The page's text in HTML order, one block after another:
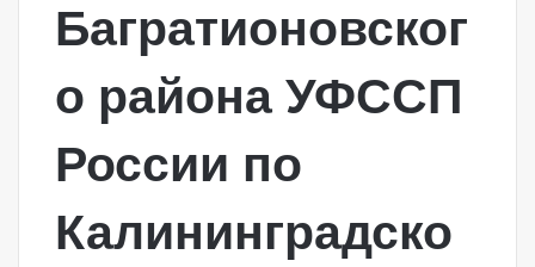
Багратионовског
о района УФССП
России по
Калининградско